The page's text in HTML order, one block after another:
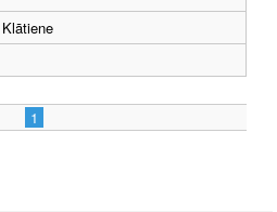
Klātiene
1